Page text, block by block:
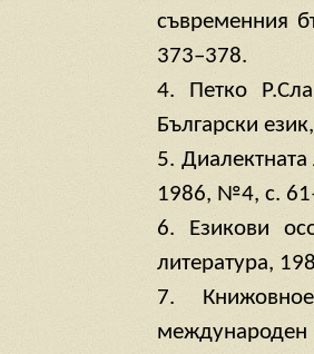
съвременния
373–378.
4. Петко
Български
5.
1986, №4, с.
6. Езикови
литература,
7.